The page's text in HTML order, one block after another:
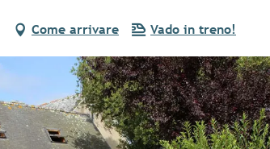
Come arrivare Vado in treno!